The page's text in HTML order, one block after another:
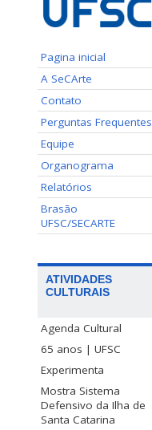
Pagina inicial
A SeCArte
Contato
Perguntas Frequentes
Equipe
Organograma
Relatórios
Brasão
UFSC/SECARTE
ATIVIDADES
CULTURAIS
Agenda Cultural
65 anos | UFSC
Experimenta
Mostra Sistema
Defensivo da Ilha de
Santa Catarina